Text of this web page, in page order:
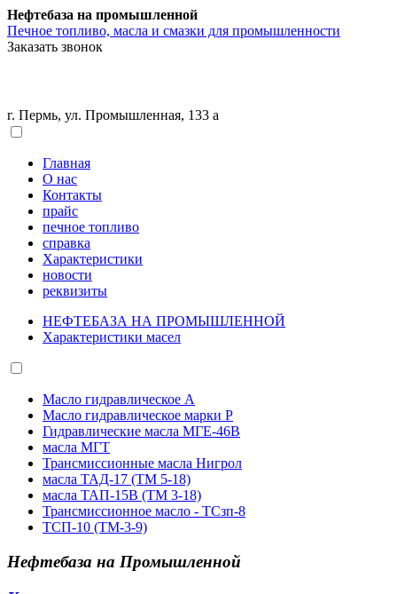
Нефтебаза на промышленной
Печное топливо, масла и смазки для промышленности
Заказать звонок
г. Пермь, ул. Промышленная, 133 а
Главная
О нас
Контакты
прайс
печное топливо
справка
Характеристики
новости
реквизиты
НЕФТЕБАЗА НА ПРОМЫШЛЕННОЙ
Характеристики масел
Масло гидравлическое А
Масло гидравлическое марки Р
Гидравлические масла МГЕ-46В
масла МГТ
Трансмиссионные масла Нигрол
масла ТАД-17 (ТМ 5-18)
масла ТАП-15В (ТМ 3-18)
Трансмиссионное масло - ТСзп-8
ТСП-10 (ТМ-3-9)
Нефтебаза на Промышленной